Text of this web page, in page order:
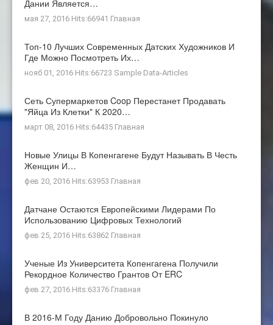
Дании Является…
мая 27, 2016 Hits:66941 Главная
Топ-10 Лучших Современных Датских Художников И
Где Можно Посмотреть Их…
нояб 01, 2016 Hits:66723 Sample Data-Articles
Сеть Супермаркетов Coop Перестанет Продавать
"яйца Из Клетки" К 2020…
март 08, 2016 Hits:64435 Главная
Новые Улицы В Копенгагене Будут Называть В Честь
Женщин И…
фев 20, 2016 Hits:63953 Главная
Датчане Остаются Европейскими Лидерами По
Использованию Цифровых Технологий
фев 25, 2016 Hits:63862 Главная
Ученые Из Университета Копенгагена Получили
Рекордное Количество Грантов От ERC
фев 27, 2016 Hits:63376 Главная
В 2016-М Году Данию Добровольно Покинуло